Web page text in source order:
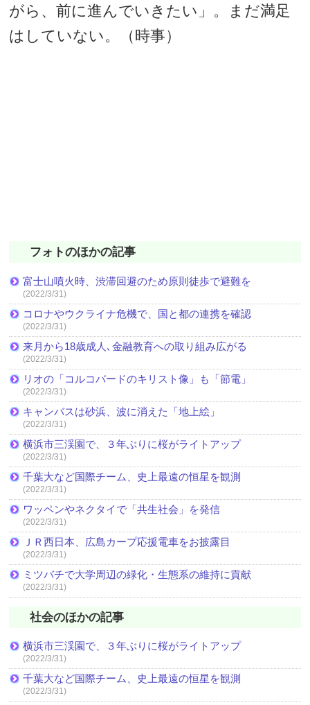
がら、前に進んでいきたい」。まだ満足
はしていない。（時事）
フォトのほかの記事
富士山噴火時、渋滞回避のため原則徒歩で避難を
(2022/3/31)
コロナやウクライナ危機で、国と都の連携を確認
(2022/3/31)
来月から18歳成人､金融教育への取り組み広がる
(2022/3/31)
リオの「コルコバードのキリスト像」も「節電」
(2022/3/31)
キャンバスは砂浜、波に消えた「地上絵」
(2022/3/31)
横浜市三渓園で、３年ぶりに桜がライトアップ
(2022/3/31)
千葉大など国際チーム、史上最遠の恒星を観測
(2022/3/31)
ワッペンやネクタイで「共生社会」を発信
(2022/3/31)
ＪＲ西日本、広島カープ応援電車をお披露目
(2022/3/31)
ミツバチで大学周辺の緑化・生態系の維持に貢献
(2022/3/31)
社会のほかの記事
横浜市三渓園で、３年ぶりに桜がライトアップ
(2022/3/31)
千葉大など国際チーム、史上最遠の恒星を観測
(2022/3/31)